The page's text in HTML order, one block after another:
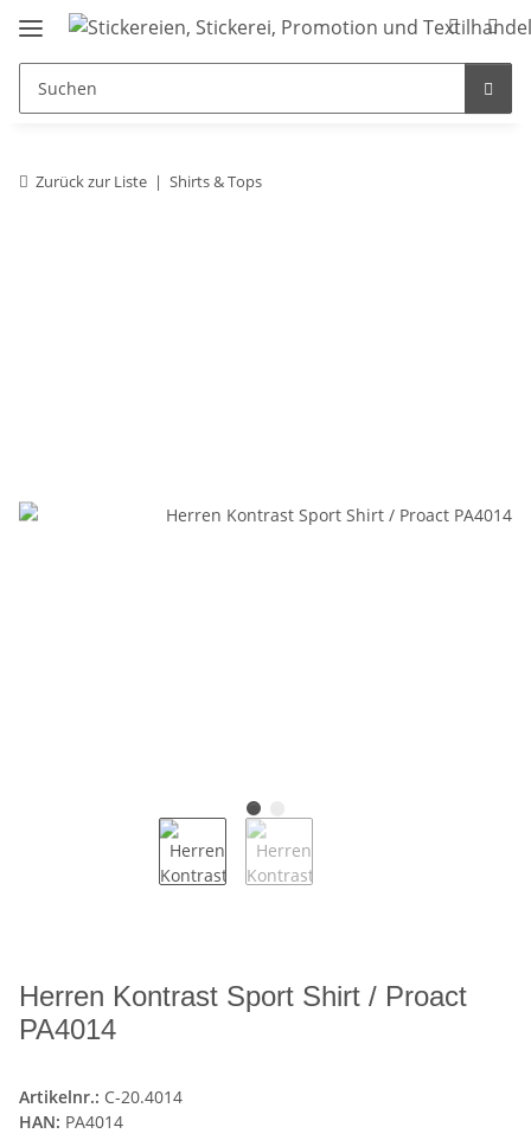
Zurück zur Liste Shirts & Tops
Herren Kontrast Sport Shirt / Proact
PA4014
Artikelnr.: C-20.4014
HAN: PA4014